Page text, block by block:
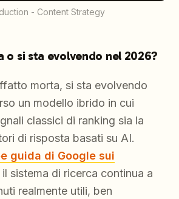
- Content Strategy
o si sta evolvendo nel 2026?
morta, si sta evolvendo
un modello ibrido in cui
classici di ranking sia la
di risposta basati su AI.
guida di Google sui
il sistema di ricerca continua a
realmente utili, ben